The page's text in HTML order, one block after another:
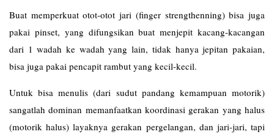
Buat memperkuat otot-otot jari (finger strengthenning) bisa juga
pakai pinset, yang difungsikan buat menjepit kacang-kacangan
dari 1 wadah ke wadah yang lain, tidak hanya jepitan pakaian,
bisa juga pakai pencapit rambut yang kecil-kecil.
Untuk bisa menulis (dari sudut pandang kemampuan motorik)
sangatlah dominan memanfaatkan koordinasi gerakan yang halus
(motorik halus) layaknya gerakan pergelangan, dan jari-jari, tapi